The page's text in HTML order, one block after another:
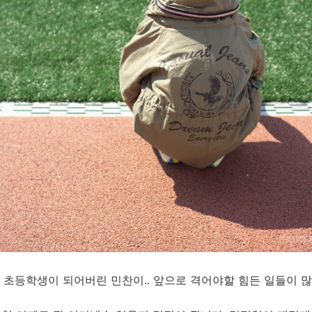
초등학생이 되어버린 민찬이.. 앞으로 격어야할 힘든 일들이